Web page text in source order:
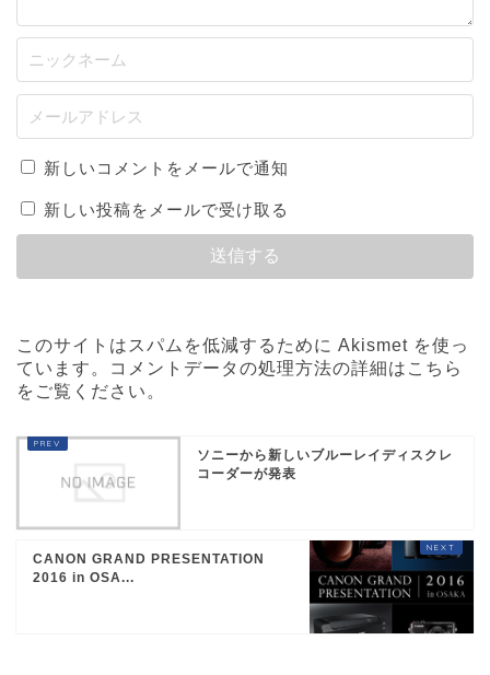
新しいコメントをメールで通知
新しい投稿をメールで受け取る
このサイトはスパムを低減するために Akismet を使っ
ています。
コメントデータの処理方法の詳細はこちら
をご覧ください 。
ソニーから新しいブルーレイディスクレ
コーダーが発表
CANON GRAND PRESENTATION
2016 in OSA...